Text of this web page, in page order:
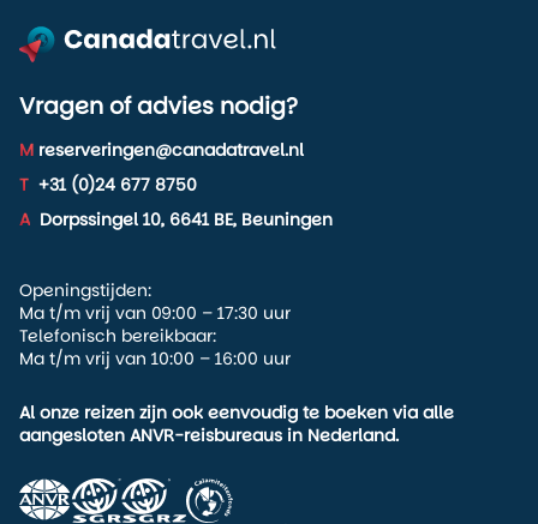
Vragen of advies nodig?
M reserveringen@canadatravel.nl
T +31 (0)24 677 8750
A Dorpssingel 10, 6641 BE, Beuningen
Openingstijden:
Ma t/m vrij van 09:00 – 17:30 uur
Telefonisch bereikbaar:
Ma t/m vrij van 10:00 – 16:00 uur
Al onze reizen zijn ook eenvoudig te boeken via alle
aangesloten ANVR-reisbureaus in Nederland.